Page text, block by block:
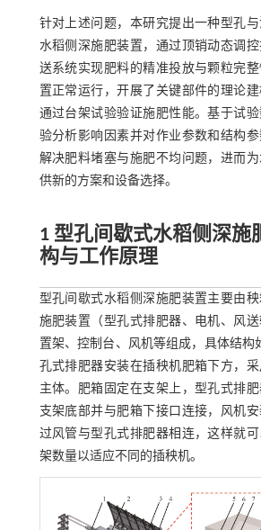
针对上述问题，本研究提出一种型孔
水稻侧深施肥装置，通过顶销动态调
送系统实现肥料的精准投放与颗粒完
置正常运行，开展了关键部件的理论
通过台架试验验证施肥性能。基于试
验分析影响因素并对作业参数和结构
解决肥料堵塞与施肥不均问题，进而
供新的方案和设备选择。
1 型孔间歇式水稻侧深施
构与工作原理
型孔间歇式水稻侧深施肥装置主要由
施肥装置（型孔式排肥器、电机、风
置架、控制台、风机等组成，具体结构
孔式排肥器安装在插秧机肥箱下方，
主体。肥箱固定在支架上，型孔式排
支架底部并与肥箱下接口连接，风机
过风管与型孔式排肥器相连，这样就
架数量以适应不同的插秧机。